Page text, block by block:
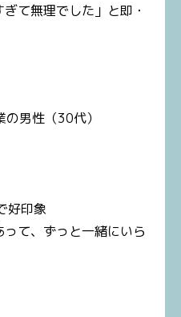
て無理でした」と即・
男性（30代）
好印象
て、ずっと一緒にいら